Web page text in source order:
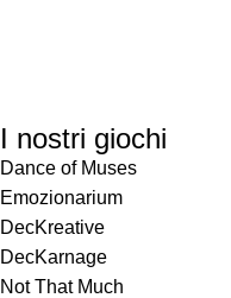
I nostri giochi
Dance of Muses
Emozionarium
DecKreative
DecKarnage
Not That Much